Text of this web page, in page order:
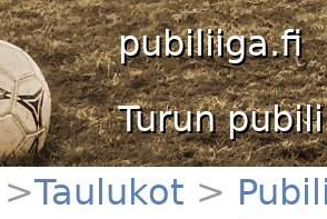
pubiliiga.fi
Turun
>Taulukot >